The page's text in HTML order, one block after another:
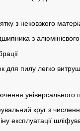
з нековзкого
з
для пилу легко
універсального
круг з
експлуатації